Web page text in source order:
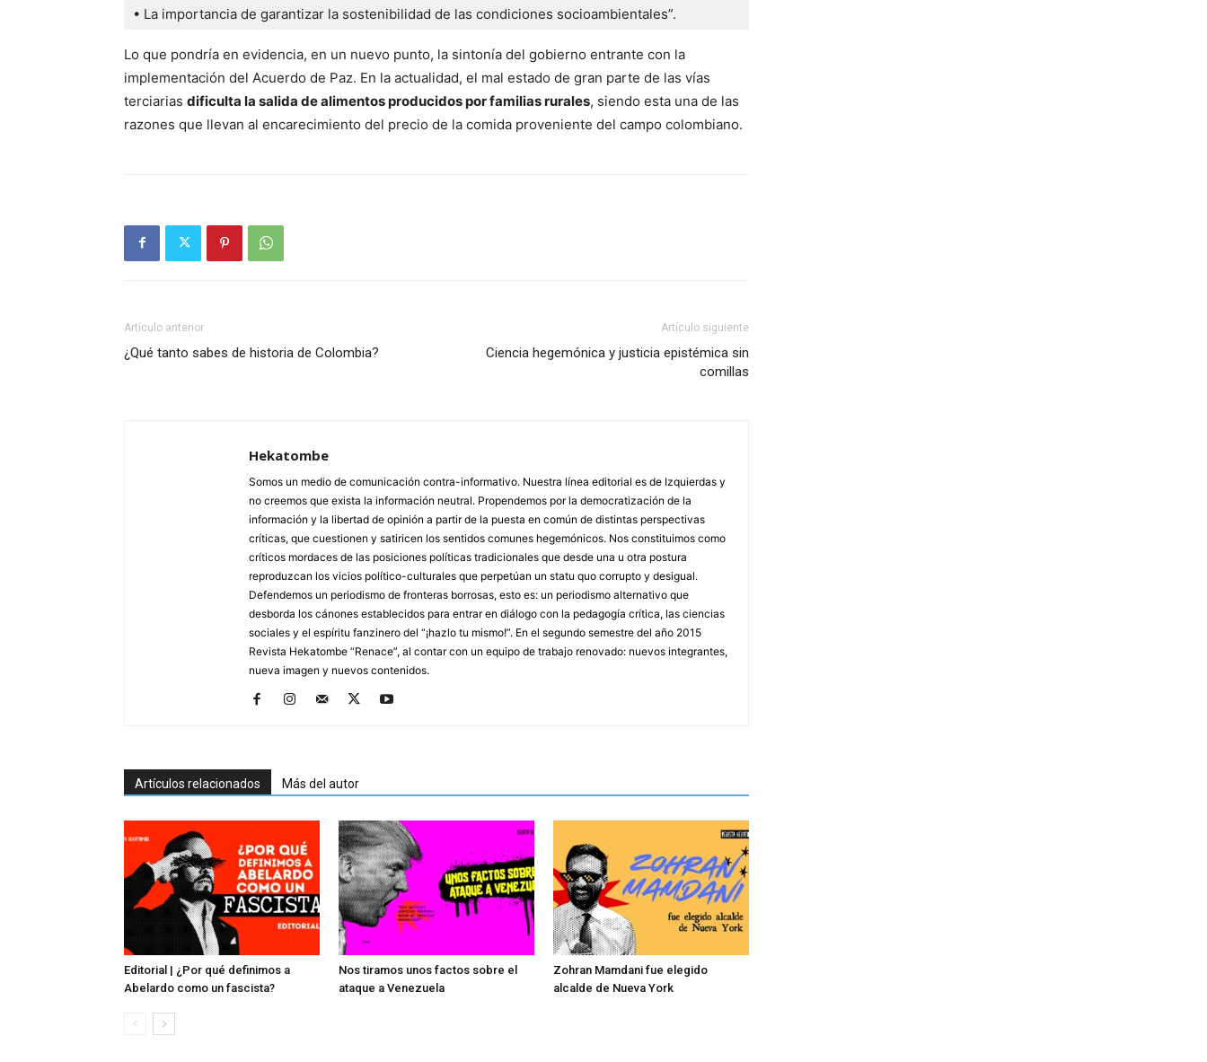
• La importancia de garantizar la sostenibilidad de las condiciones socioambientales”.
Lo que pondría en evidencia, en un nuevo punto, la sintonía del gobierno entrante con la
implementación del Acuerdo de Paz. En la actualidad, el mal estado de gran parte de las vías
terciarias dificulta la salida de alimentos producidos por familias rurales, siendo esta una de las
razones que llevan al encarecimiento del precio de la comida proveniente del campo colombiano.
Artículo anterior
¿Qué tanto sabes de historia de Colombia?
Artículo siguiente
Ciencia hegemónica y justicia epistémica sin
comillas
Hekatombe
Somos un medio de comunicación contra-informativo. Nuestra línea editorial es de Izquierdas y
no creemos que exista la información neutral. Propendemos por la democratización de la
información y la libertad de opinión a partir de la puesta en común de distintas perspectivas
críticas, que cuestionen y satiricen los sentidos comunes hegemónicos. Nos constituimos como
críticos mordaces de las posiciones políticas tradicionales que desde una u otra postura
reproduzcan los vicios político-culturales que perpetúan un statu quo corrupto y desigual.
Defendemos un periodismo de fronteras borrosas, esto es: un periodismo alternativo que
desborda los cánones establecidos para entrar en diálogo con la pedagogía crítica, las ciencias
sociales y el espíritu fanzinero del “¡hazlo tu mismo!”. En el segundo semestre del año 2015
Revista Hekatombe “Renace”, al contar con un equipo de trabajo renovado: nuevos integrantes,
nueva imagen y nuevos contenidos.
Artículos relacionados Más del autor
Editorial | ¿Por qué definimos a
Abelardo como un fascista?
Nos tiramos unos factos sobre el
ataque a Venezuela
Zohran Mamdani fue elegido
alcalde de Nueva York